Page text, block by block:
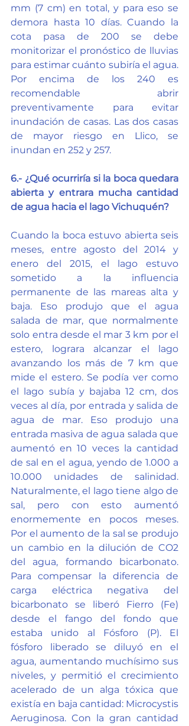
mm (7 cm) en total, y para eso se
demora hasta 10 días. Cuando la
cota pasa de 200 se debe
monitorizar el pronóstico de lluvias
para estimar cuánto subiría el agua.
Por encima de los 240 es
recomendable abrir
preventivamente para evitar
inundación de casas. Las dos casas
de mayor riesgo en Llico, se
inundan en 252 y 257.
6.- ¿Qué ocurriría si la boca quedara
abierta y entrara mucha cantidad
de agua hacia el lago Vichuquén?
Cuando la boca estuvo abierta seis
meses, entre agosto del 2014 y
enero del 2015, el lago estuvo
sometido a la influencia
permanente de las mareas alta y
baja. Eso produjo que el agua
salada de mar, que normalmente
solo entra desde el mar 3 km por el
estero, lograra alcanzar el lago
avanzando los más de 7 km que
mide el estero. Se podía ver como
el lago subía y bajaba 12 cm, dos
veces al día, por entrada y salida de
agua de mar. Eso produjo una
entrada masiva de agua salada que
aumentó en 10 veces la cantidad
de sal en el agua, yendo de 1.000 a
10.000 unidades de salinidad.
Naturalmente, el lago tiene algo de
sal, pero con esto aumentó
enormemente en pocos meses.
Por el aumento de la sal se produjo
un cambio en la dilución de CO2
del agua, formando bicarbonato.
Para compensar la diferencia de
carga eléctrica negativa del
bicarbonato se liberó Fierro (Fe)
desde el fango del fondo que
estaba unido al Fósforo (P). El
fósforo liberado se diluyó en el
agua, aumentando muchísimo sus
niveles, y permitió el crecimiento
acelerado de un alga tóxica que
existía en baja cantidad: Microcystis
Aeruginosa. Con la gran cantidad